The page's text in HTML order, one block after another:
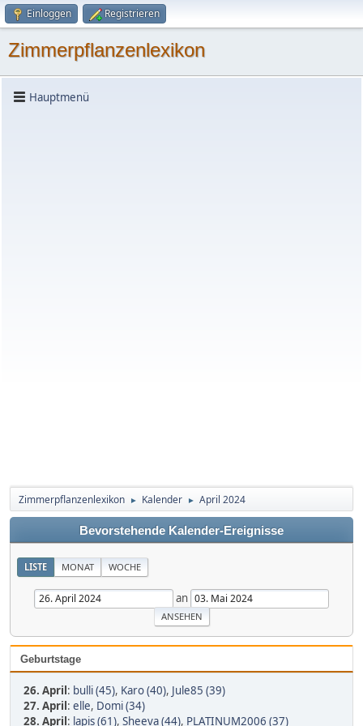
Einloggen Registrieren
Zimmerpflanzenlexikon
Hauptmenü
Zimmerpflanzenlexikon ► Kalender ► April 2024
Bevorstehende Kalender-Ereignisse
LISTE MONAT WOCHE
an
Geburtstage
26. April: bulli (45), Karo (40), Jule85 (39)
27. April: elle, Domi (34)
28. April: lapis (61), Sheeva (44), PLATINUM2006 (37)